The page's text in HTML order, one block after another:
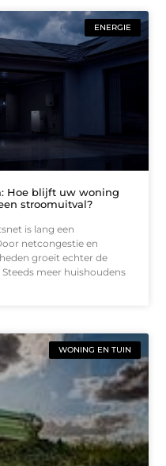
ENERGIE
Hoe blijft uw woning
stroomuitval?
is lang een
netcongestie en
groeit echter de
meer huishoudens
WONING EN TUIN